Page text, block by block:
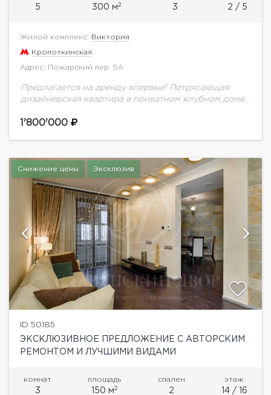
5 300 м2 3 2 / 5
Жилой комплекс: Виктория
Кропоткинская
Адрес: Пожарский пер. 5А
Предлагается на аренду впервые! Потрясающая
дизайнерская квартира в приватном клубном доме
просторная гостиная, кухня , 3 спальни, кабинет,
1'800'000
Снижение цены Эксклюзив
ID 50185
ЭКСКЛЮЗИВНОЕ ПРЕДЛОЖЕНИЕ С АВТОРСКИМ
РЕМОНТОМ И ЛУЧШИМИ ВИДАМИ
комнат
3
площадь
150 м2
спален
2
этаж
14 / 16